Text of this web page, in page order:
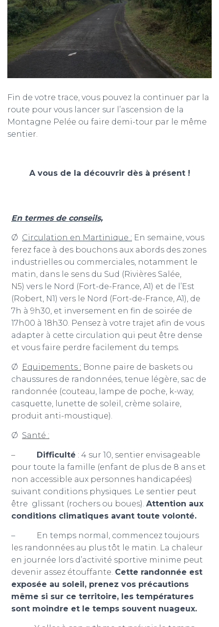
Fin de votre trace, vous pouvez la continuer par la
route pour vous lancer sur l’ascension de la
Montagne Pelée ou faire demi-tour par le même
sentier.
A vous de la découvrir dès à présent !
En termes de conseils,
Ø Circulation en Martinique : En semaine, vous
ferez face à des bouchons aux abords des zones
industrielles ou commerciales, notamment le
matin, dans le sens du Sud (Rivières Salée,
N5) vers le Nord (Fort-de-France, A1) et de l’Est
(Robert, N1) vers le Nord (Fort-de-France, A1), de
7h à 9h30, et inversement en fin de soirée de
17h00 à 18h30. Pensez à votre trajet afin de vous
adapter à cette circulation qui peut être dense
et vous faire perdre facilement du temps.
Ø Equipements : Bonne paire de baskets ou
chaussures de randonnées, tenue légère, sac de
randonnée (couteau, lampe de poche, k-way,
casquette, lunette de soleil, crème solaire,
produit anti-moustique).
Ø Santé :
– Difficulté : 4 sur 10, sentier envisageable
pour toute la famille (enfant de plus de 8 ans et
non accessible aux personnes handicapées)
suivant conditions physiques. Le sentier peut
être glissant (rochers ou boues). Attention aux
conditions climatiques avant toute volonté.
– En temps normal, commencez toujours
les randonnées au plus tôt le matin. La chaleur
en journée lors d’activité sportive minime peut
devenir assez étouffante. Cette randonnée est
exposée au soleil, prenez vos précautions
même si sur ce territoire, les températures
sont moindre et le temps souvent nuageux.